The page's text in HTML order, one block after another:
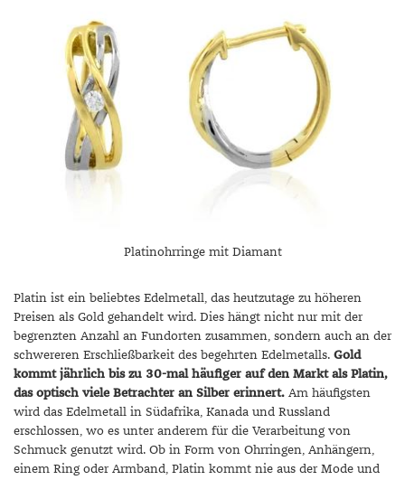
Platinohrringe mit Diamant
Platin ist ein beliebtes Edelmetall, das heutzutage zu höheren
Preisen als Gold gehandelt wird. Dies hängt nicht nur mit der
begrenzten Anzahl an Fundorten zusammen, sondern auch an der
schwereren Erschließbarkeit des begehrten Edelmetalls. Gold
kommt jährlich bis zu 30-mal häufiger auf den Markt als Platin,
das optisch viele Betrachter an Silber erinnert. Am häufigsten
wird das Edelmetall in Südafrika, Kanada und Russland
erschlossen, wo es unter anderem für die Verarbeitung von
Schmuck genutzt wird. Ob in Form von Ohrringen, Anhängern,
einem Ring oder Armband, Platin kommt nie aus der Mode und